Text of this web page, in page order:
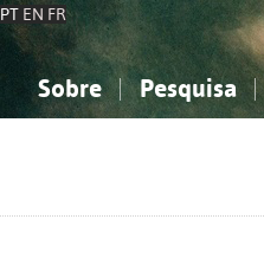
PT EN FR
Sobre Pesquisa